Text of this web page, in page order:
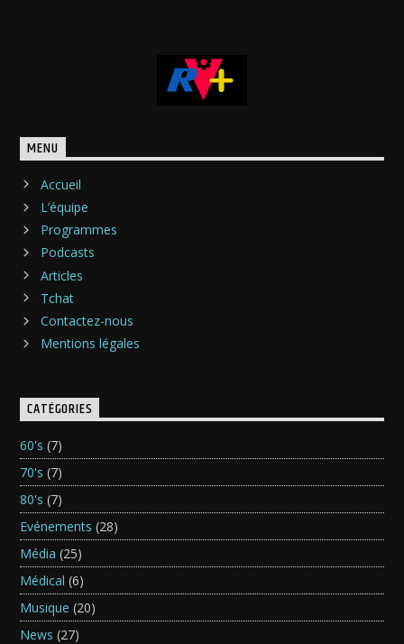
MENU
Accueil
L’équipe
Programmes
Podcasts
Articles
Tchat
Contactez-nous
Mentions légales
CATÉGORIES
60's (7)
70's (7)
80's (7)
Evénements (28)
Média (25)
Médical (6)
Musique (20)
News (27)